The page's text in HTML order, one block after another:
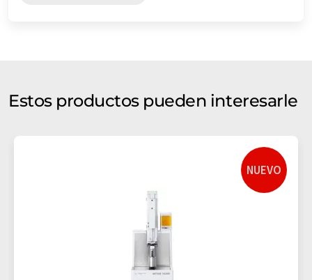
Estos productos pueden interesarle
NUEVO